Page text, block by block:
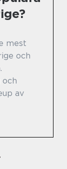
mest
och
och
av